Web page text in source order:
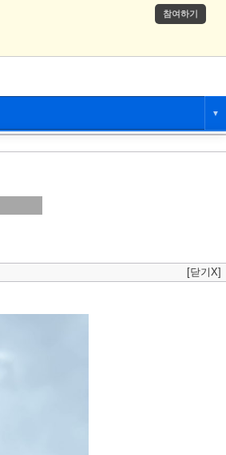
참여하기
▼
[닫기X]